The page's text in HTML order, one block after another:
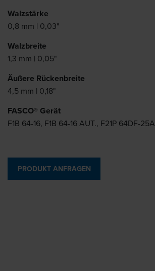
Walzstärke
0,8 mm | 0,03"
Walzbreite
1,3 mm | 0,05"
Äußere Rückenbreite
4,5 mm | 0,18"
FASCO® Gerät
F1B 64-16, F1B 64-16 AUT., F21P 64DF-25A
PRODUKT ANFRAGEN